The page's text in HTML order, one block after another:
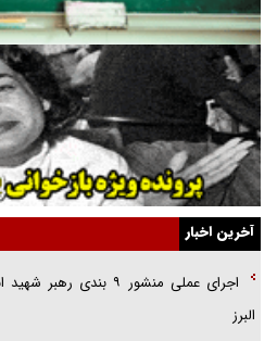
فوتبال و آن «بالا»!
راهبرد غافلگیری با نسل جدید پهپاد‌ها
جنجال پزشکان تقلبی در صنعت زیبایی
یهودی‌ها در ادبیات داستانی اروپا؛ از شکسپیر
گفت‌وگو با خواهر یکی از شهدای جنگ رمضان/
اهل خدمت بی‌منت بود
جزئیات شکنجه‌هایم فراتر از آن است که در
آخرین اخبار
اجرای عملی منشور ۹
البرز